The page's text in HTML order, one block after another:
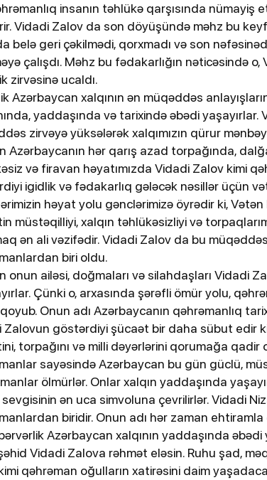
insanın təhlükə qarşısında nümayiş
Vidadi Zalov da son döyüşündə məhz bu
belə geri çəkilmədi, qorxmadı və son
çalışdı. Məhz bu fədakarlığın nəticəsində
zirvəsinə ucaldı.
Azərbaycan xalqının ən müqəddəs
yaddaşında və tarixində əbədi yaşayırlar.
zirvəyə yüksələrək xalqımızın qürur
Azərbaycanın hər qarış azad torpağında,
və firavan həyatımızda Vidadi Zalov kimi
igidlik və fədakarlıq gələcək nəsillər üçün
həyat yolu gənclərimizə öyrədir ki,
müstəqilliyi, xalqın təhlükəsizliyi və
ən ali vəzifədir. Vidadi Zalov da bu
biri oldu.
onun ailəsi, doğmaları və silahdaşları Vidadi
Çünki o, arxasında şərəfli ömür yolu,
Onun adı Azərbaycanın qəhrəmanlıq
Zalovun göstərdiyi şücaət bir daha sübut edir
torpağını və milli dəyərlərini qorumağa
sayəsində Azərbaycan bu gün güclü,
ölmürlər. Onlar xalqın yaddaşında
ən uca simvoluna çevrilirlər. Vidadi
biridir. Onun adı hər zaman
Azərbaycan xalqının yaddaşında
Vidadi Zalova rəhmət eləsin. Ruhu şad,
qəhrəman oğulların xatirəsini daim